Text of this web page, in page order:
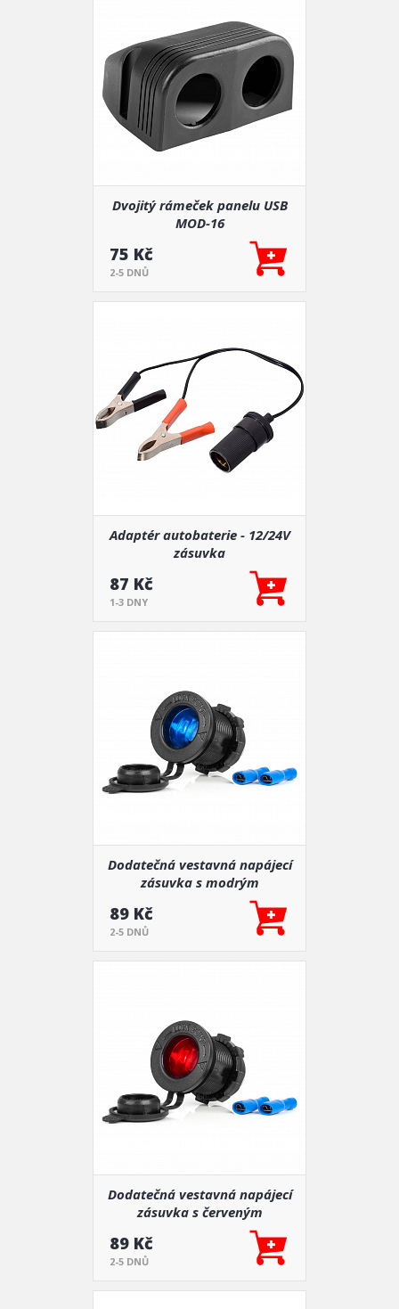
Dvojitý rámeček panelu USB
MOD-16
75 Kč
2-5 DNŮ
Adaptér autobaterie - 12/24V
zásuvka
87 Kč
1-3 DNY
Dodatečná vestavná napájecí
zásuvka s modrým
podsvícením 12V 24V
89 Kč
2-5 DNŮ
Dodatečná vestavná napájecí
zásuvka s červeným
podsvícením 12V 24V
89 Kč
2-5 DNŮ